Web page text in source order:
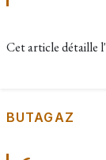
Cet article détaille l'
BUTAGAZ